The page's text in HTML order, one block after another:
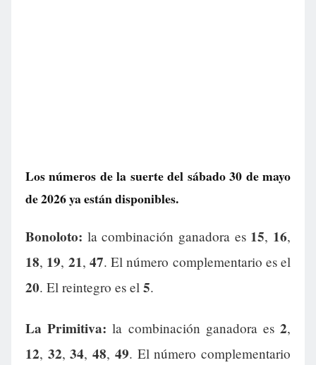
Los números de la suerte del sábado 30 de mayo
de 2026 ya están disponibles.
Bonoloto: la combinación ganadora es 15, 16,
18, 19, 21, 47. El número complementario es el
20. El reintegro es el 5.
La Primitiva: la combinación ganadora es2,
12, 32,34,48, 49. El número complementario